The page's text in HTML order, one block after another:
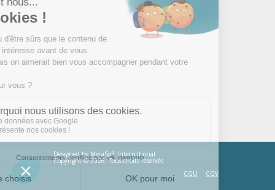
Designed by MecaSoft International
Copyright © 2026. Tous droits réservés
CGU
CGV